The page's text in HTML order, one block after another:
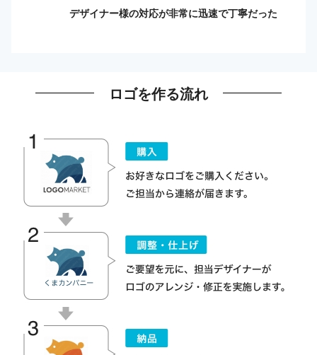
デザイナー様の対応が非常に迅速で丁寧だった
ロゴを作る流れ